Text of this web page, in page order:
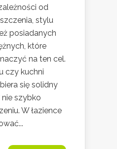
od
stylu
posiadanych
które
na ten cel.
czy kuchni
się solidny
nie szybko
W łazience